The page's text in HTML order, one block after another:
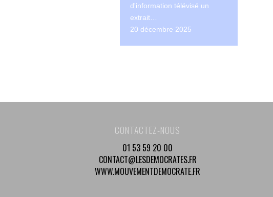
d'information télévisé un
extrait…
20 décembre 2025
CONTACTEZ-NOUS
01 53 59 20 00
CONTACT@LESDEMOCRATES.FR
WWW.MOUVEMENTDEMOCRATE.FR